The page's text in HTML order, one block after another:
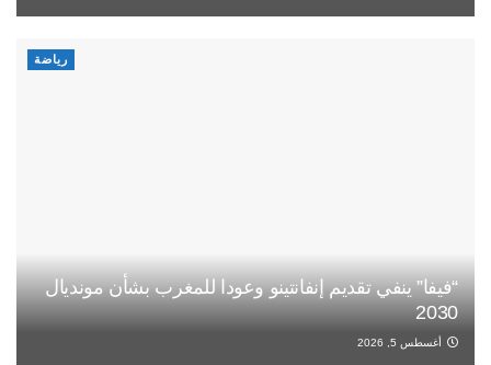
رياضة
“فيفا” ينفي تقديم إنفانتينو وعودا للمغرب بشأن مونديال
2030
أغسطس 5, 2026